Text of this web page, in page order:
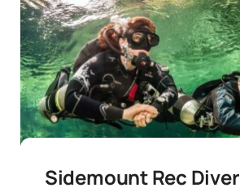
Sidemount Rec Diver